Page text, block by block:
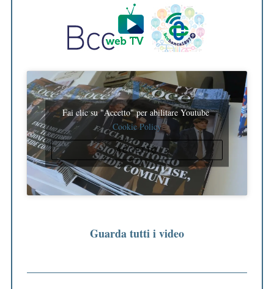
Fai clic su "Accetto" per abilitare Youtube
Cookie Policy
ACCETTO
Guarda tutti i video